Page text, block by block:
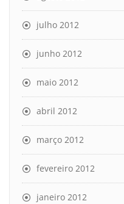
julho 2012
junho 2012
maio 2012
abril 2012
março 2012
fevereiro 2012
janeiro 2012